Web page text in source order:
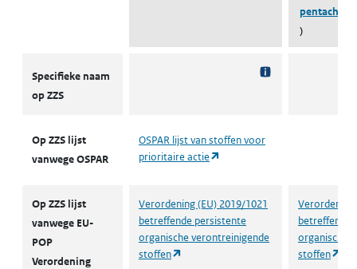
)
Specifieke naam
op ZZS
Op ZZS lijst
vanwege OSPAR
OSPAR lijst van stoffen voor
prioritaire actie
Op ZZS lijst
vanwege EU-
POP
Verordening
Verordening (EU) 2019/1021
betreffende persistente
organische verontreinigende
stoffen
(opent in een nieuw tabblad)
Verordening
betreffende
organische
stoffen